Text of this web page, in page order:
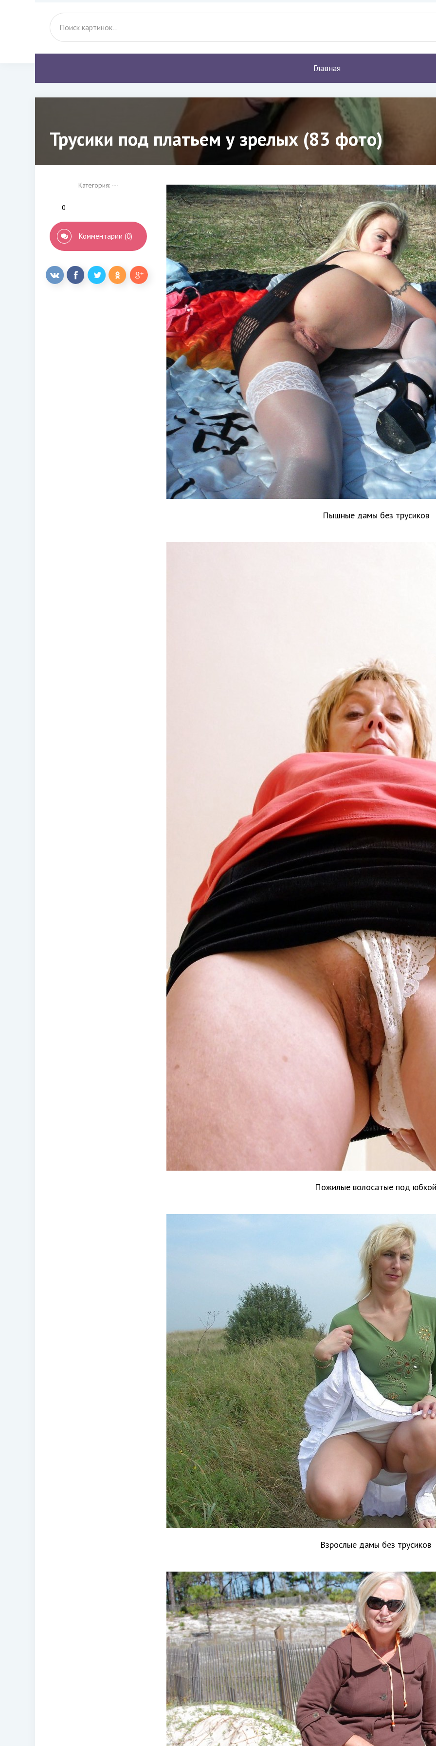
Главная
Трусики под платьем у зрелых (83 фото)
Категория: ---
0
Комментарии (0)
Пышные дамы без трусиков
Пожилые волосатые под юбкой
Взрослые дамы без трусиков